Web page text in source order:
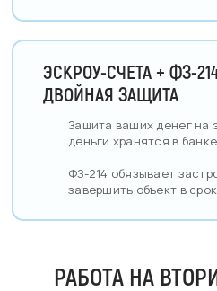
ЭСКРОУ-СЧЕТА + ФЗ-
ДВОЙНАЯ ЗАЩИТА
Защита ваших денег на
деньги хранятся в
ФЗ-214 обязывает
завершить объект в срок
РАБОТА НА